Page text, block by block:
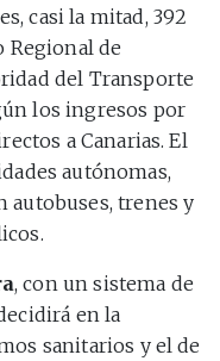
casi la mitad, 392
Regional de
del Transporte
los ingresos por
a Canarias. El
autónomas,
autobuses, trenes y
, con un sistema de
en la
sanitarios y el de